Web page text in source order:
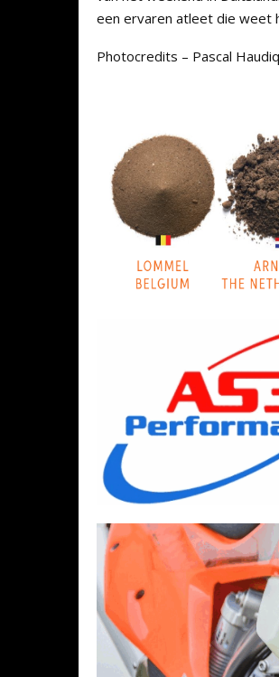
een ervaren atleet die weet
Photocredits – Pascal